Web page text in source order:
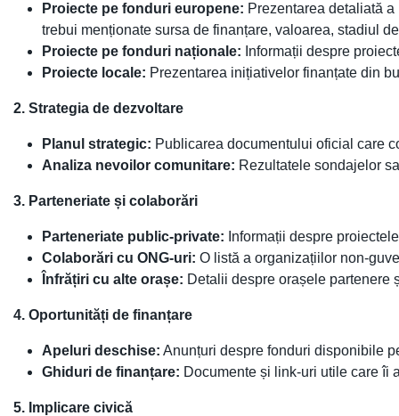
Proiecte pe fonduri europene: Prezentarea detaliată
trebui menționate sursa de finanțare, valoarea, stadiul
Proiecte pe fonduri naționale: Informații despre
Proiecte locale: Prezentarea inițiativelor finanțate din
2. Strategia de dezvoltare
Planul strategic: Publicarea documentului oficial care
Analiza nevoilor comunitare: Rezultatele sondajelor
3. Parteneriate și colaborări
Parteneriate public-private: Informații despre
Colaborări cu ONG-uri: O listă a organizațiilor non-
Înfrățiri cu alte orașe: Detalii despre orașele partenere
4. Oportunități de finanțare
Apeluri deschise: Anunțuri despre fonduri disponibile
Ghiduri de finanțare: Documente și link-uri utile care îi
5. Implicare civică